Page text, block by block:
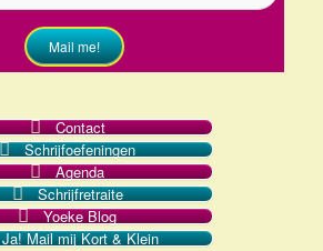
Mail me!
Contact
Schrijfoefeningen
Agenda
Schrijfretraite
Yoeke Blog
Ja! Mail mij Kort & Klein